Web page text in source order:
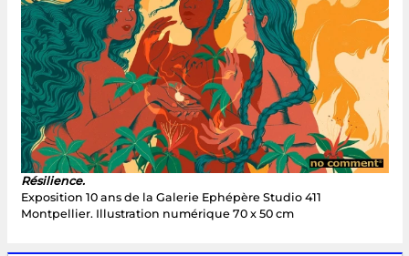
Résilience.
Exposition 10 ans de la Galerie Ephépère Studio 411
Montpellier. Illustration numérique 70 x 50 cm